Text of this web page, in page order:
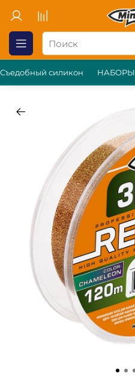
Съедобный силикон НАБОРЫ